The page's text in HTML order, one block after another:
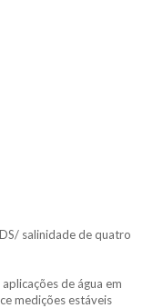
salinidade de quatro
de água em
medições estáveis